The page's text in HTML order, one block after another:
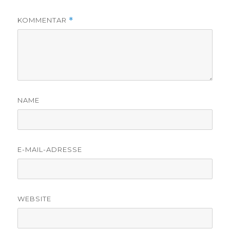
KOMMENTAR *
NAME
E-MAIL-ADRESSE
WEBSITE